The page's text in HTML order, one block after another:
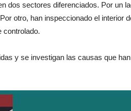
dos sectores diferenciados. Por un
otro, han inspeccionado el interior
controlado.
y se investigan las causas que